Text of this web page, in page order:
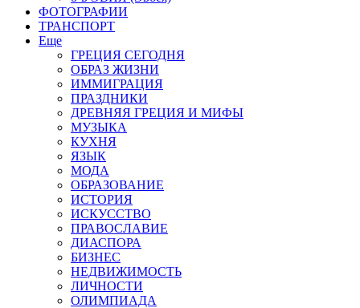
ФОТОГРАФИИ
ТРАНСПОРТ
Еще
ГРЕЦИЯ СЕГОДНЯ
ОБРАЗ ЖИЗНИ
ИММИГРАЦИЯ
ПРАЗДНИКИ
ДРЕВНЯЯ ГРЕЦИЯ И МИФЫ
МУЗЫКА
КУХНЯ
ЯЗЫК
МОДА
ОБРАЗОВАНИЕ
ИСТОРИЯ
ИСКУССТВО
ПРАВОСЛАВИЕ
ДИАСПОРА
БИЗНЕС
НЕДВИЖИМОСТЬ
ЛИЧНОСТИ
ОЛИМПИАДА